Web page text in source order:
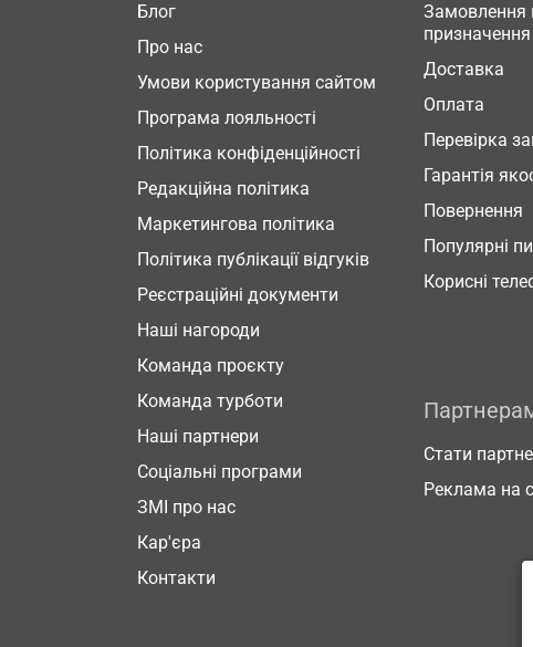
Блог
Про нас
Умови користування сайтом
Програма лояльності
Політика конфіденційності
Редакційна політика
Маркетингова політика
Політика публікації відгуків
Реєстраційні документи
Наші нагороди
Команда проєкту
Команда турботи
Наші партнери
Соціальні програми
ЗМІ про нас
Кар'єра
Контакти
Замовлення
Доставка
Оплата
Перевірка
Гарантія
Повернення
Популярні
Корисні
Стати
Реклама на